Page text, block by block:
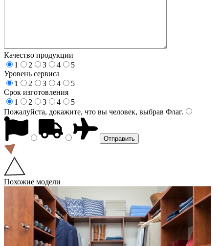
Качество продукции
1
2 3 4
5
Уровень сервиса
1
2 3 4
5
Срок изготовления
1
2 3 4
5
Пожалуйста, докажите, что вы человек, выбрав Флаг.
Похожие модели